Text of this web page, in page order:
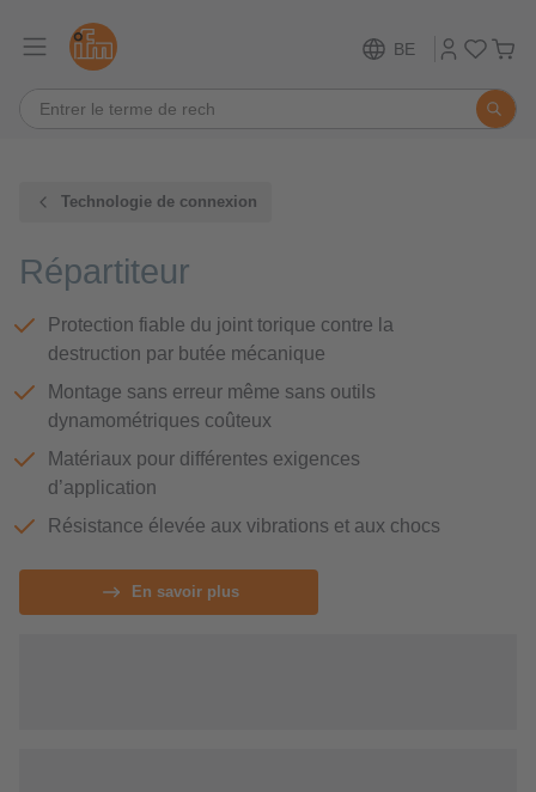
BE
Technologie de connexion
Répartiteur
Protection fiable du joint torique contre la
destruction par butée mécanique
Montage sans erreur même sans outils
dynamométriques coûteux
Matériaux pour différentes exigences
d’application
Résistance élevée aux vibrations et aux chocs
En savoir plus